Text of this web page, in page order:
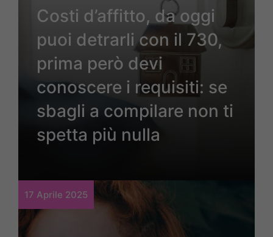
Costi d’affitto, da oggi
puoi detrarli con il 730,
prima però devi
conoscere i requisiti: se
sbagli a compilare non ti
spetta più nulla
17 Aprile 2025